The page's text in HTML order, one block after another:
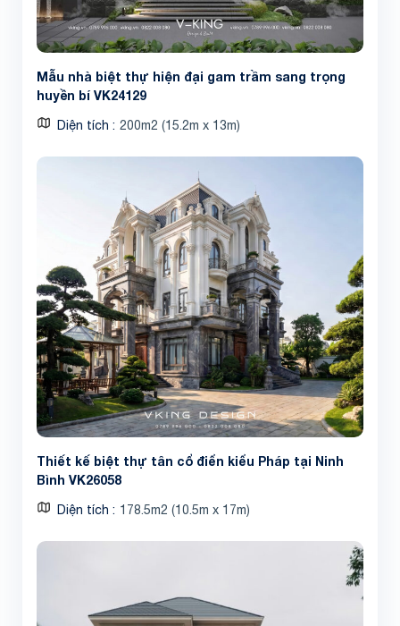
Mẫu nhà biệt thự hiện đại gam trầm sang trọng
huyền bí VK24129
Diện tích 200m2 (15.2m x 13m)
Thiết kế biệt thự tân cổ điển kiểu Pháp tại Ninh
Bình VK26058
Diện tích 178.5m2 (10.5m x 17m)